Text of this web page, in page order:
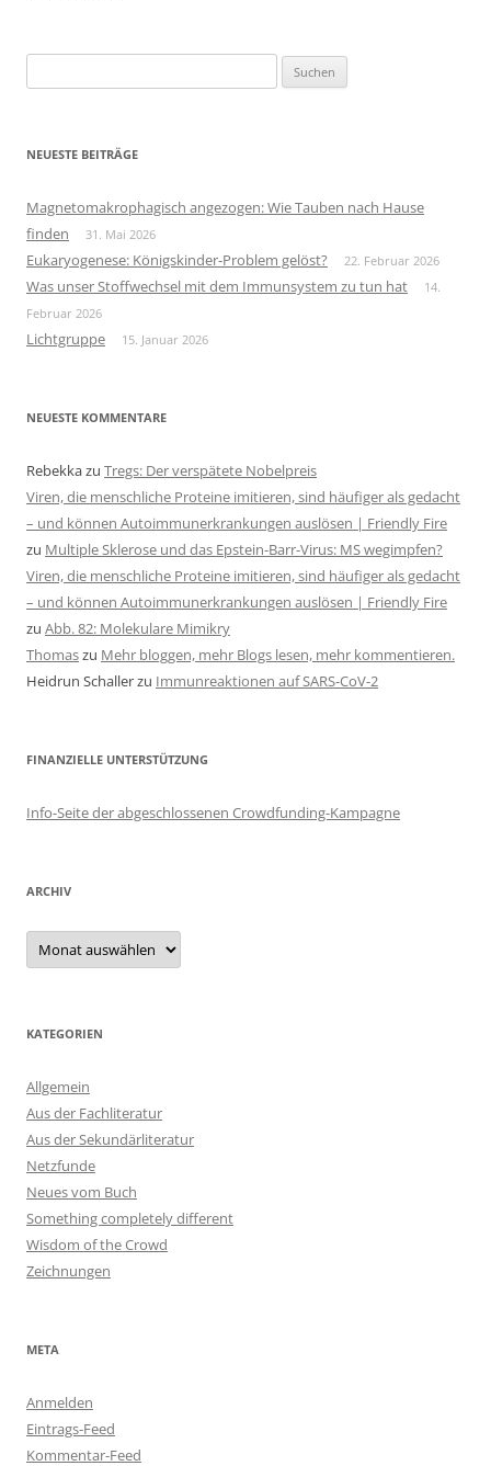
nach:
NEUESTE BEITRÄGE
Magnetomakrophagisch angezogen: Wie Tauben nach Hause
finden
31. Mai 2026
Eukaryogenese: Königskinder-Problem gelöst? 22. Februar 2026
Was unser Stoffwechsel mit dem Immunsystem zu tun hat
14.
Februar 2026
Lichtgruppe 15. Januar 2026
NEUESTE KOMMENTARE
Rebekkazu Tregs: Der verspätete Nobelpreis
Viren, die menschliche Proteine imitieren, sind häufiger als gedacht
– und können Autoimmunerkrankungen auslösen | Friendly Fire
zu Multiple Sklerose und das Epstein-Barr-Virus: MS wegimpfen?
Viren, die menschliche Proteine imitieren, sind häufiger als gedacht
– und können Autoimmunerkrankungen auslösen | Friendly Fire
zu Abb. 82: Molekulare Mimikry
Thomaszu Mehr bloggen, mehr Blogs lesen, mehr kommentieren.
Heidrun Schallerzu Immunreaktionen auf SARS-CoV-2
FINANZIELLE UNTERSTÜTZUNG
Info-Seite der abgeschlossenen Crowdfunding-Kampagne
ARCHIV
Archiv
KATEGORIEN
Allgemein
Aus der Fachliteratur
Aus der Sekundärliteratur
Netzfunde
Neues vom Buch
Something completely different
Wisdom of the Crowd
Zeichnungen
META
Anmelden
Eintrags-Feed
Kommentar-Feed